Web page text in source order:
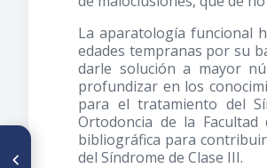
La aparatología funcional
edades tempranas por su
darle solución a mayor
profundizar en los
para el tratamiento del
Ortodoncia de la
bibliográfica para
del Síndrome de Clase III.
ARTÍCULO ANTERIOR
Pacientes con Trastornos